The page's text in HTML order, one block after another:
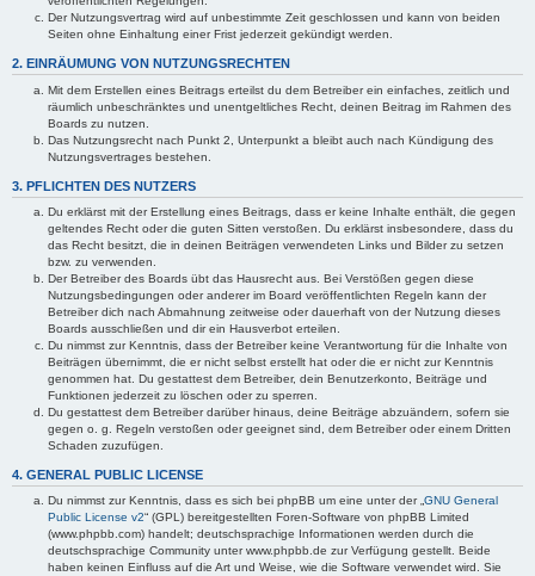
Der Nutzungsvertrag wird auf unbestimmte Zeit geschlossen und kann von beiden
Seiten ohne Einhaltung einer Frist jederzeit gekündigt werden.
2. EINRÄUMUNG VON NUTZUNGSRECHTEN
Mit dem Erstellen eines Beitrags erteilst du dem Betreiber ein einfaches, zeitlich und
räumlich unbeschränktes und unentgeltliches Recht, deinen Beitrag im Rahmen des
Boards zu nutzen.
Das Nutzungsrecht nach Punkt 2, Unterpunkt a bleibt auch nach Kündigung des
Nutzungsvertrages bestehen.
3. PFLICHTEN DES NUTZERS
Du erklärst mit der Erstellung eines Beitrags, dass er keine Inhalte enthält, die gegen
geltendes Recht oder die guten Sitten verstoßen. Du erklärst insbesondere, dass du
das Recht besitzt, die in deinen Beiträgen verwendeten Links und Bilder zu setzen
bzw. zu verwenden.
Der Betreiber des Boards übt das Hausrecht aus. Bei Verstößen gegen diese
Nutzungsbedingungen oder anderer im Board veröffentlichten Regeln kann der
Betreiber dich nach Abmahnung zeitweise oder dauerhaft von der Nutzung dieses
Boards ausschließen und dir ein Hausverbot erteilen.
Du nimmst zur Kenntnis, dass der Betreiber keine Verantwortung für die Inhalte von
Beiträgen übernimmt, die er nicht selbst erstellt hat oder die er nicht zur Kenntnis
genommen hat. Du gestattest dem Betreiber, dein Benutzerkonto, Beiträge und
Funktionen jederzeit zu löschen oder zu sperren.
Du gestattest dem Betreiber darüber hinaus, deine Beiträge abzuändern, sofern sie
gegen o. g. Regeln verstoßen oder geeignet sind, dem Betreiber oder einem Dritten
Schaden zuzufügen.
4. GENERAL PUBLIC LICENSE
Du nimmst zur Kenntnis, dass es sich bei phpBB um eine unter der „ GNU General
Public License v2“ (GPL) bereitgestellten Foren-Software von phpBB Limited
(www.phpbb.com) handelt; deutschsprachige Informationen werden durch die
deutschsprachige Community unter www.phpbb.de zur Verfügung gestellt. Beide
haben keinen Einfluss auf die Art und Weise, wie die Software verwendet wird. Sie